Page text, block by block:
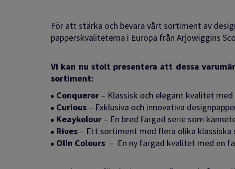
För att stärka och bevara vårt sortiment av
papperskvaliteterna i Europa från Arjowiggins
Vi kan nu stolt presentera att dessa
sortiment:
Conqueror – Klassisk och elegant kvalitet
Curious – Exklusiva och innovativa
Keaykolour – En bred färgad serie som
Rives – Ett sortiment med flera olika
Olin Colours – En ny färgad kvalitet med en